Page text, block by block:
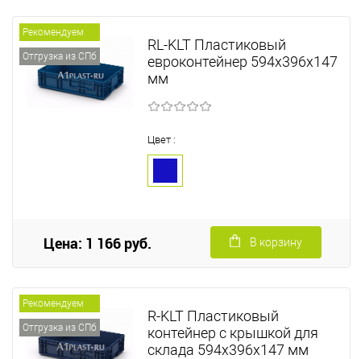
Рекомендуем
Отгрузка из СПб
RL-KLT Пластиковый
евроконтейнер 594х396х147
мм
Цвет :
Цена: 1 166 руб. В корзину
Рекомендуем
Отгрузка из СПб
R-KLT Пластиковый
контейнер с крышкой для
склада 594х396х147 мм